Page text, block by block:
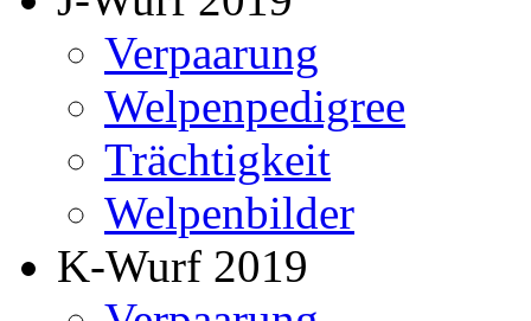
Verpaarung
Welpenpedigree
Trächtigkeit
Welpenbilder
K-Wurf 2019